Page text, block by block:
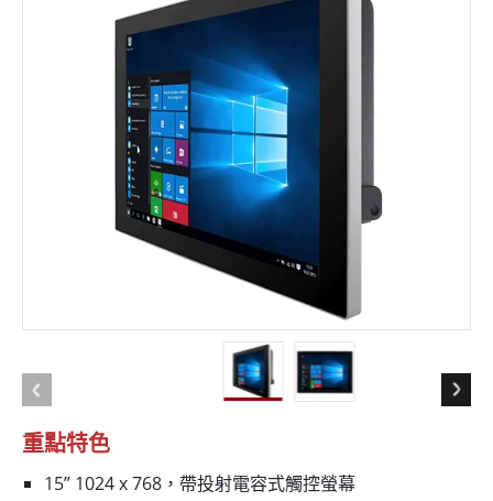
重點特色
15” 1024 x 768，帶投射電容式觸控螢幕